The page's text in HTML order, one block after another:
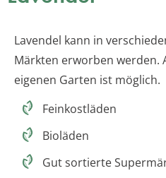
Lavendel kann in
Märkten erworben werden.
eigenen Garten ist möglich.
Feinkostläden
Bioläden
Gut sortierte